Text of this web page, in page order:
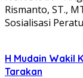
Rismanto, ST.,
Sosialisasi
H Mudain Wakil
Tarakan